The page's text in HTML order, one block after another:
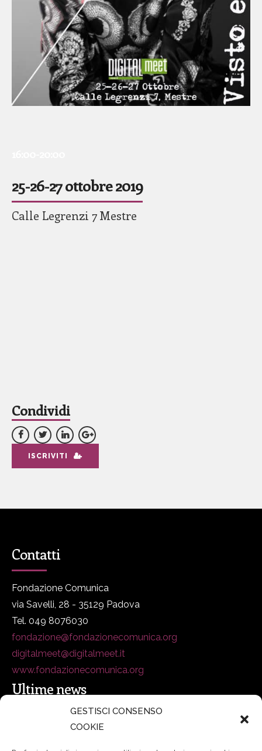
GESTISCI CONSENSO
COOKIE
25-26-27 ottobre 2019
Calle Legrenzi 7 Mestre
Condividi
ISCRIVITI
Contatti
Fondazione Comunica
via Savelli, 28 - 35129 Padova
Tel. 049 8076030
fondazione@fondazionecomunica.org
digitalmeet@digitalmeet.it
www.fondazionecomunica.org
Ultime news
secsolutionforum 2026: è Bologna la nuova capitale